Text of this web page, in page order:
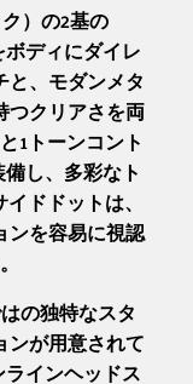
）の2基の
ディにダイレ
、モダンメタ
つクリアさを両
1トーンコント
し、多彩なト
ドドットは、
ンを容易に視認
の独特なスタ
ンが用意されて
インヘッドス